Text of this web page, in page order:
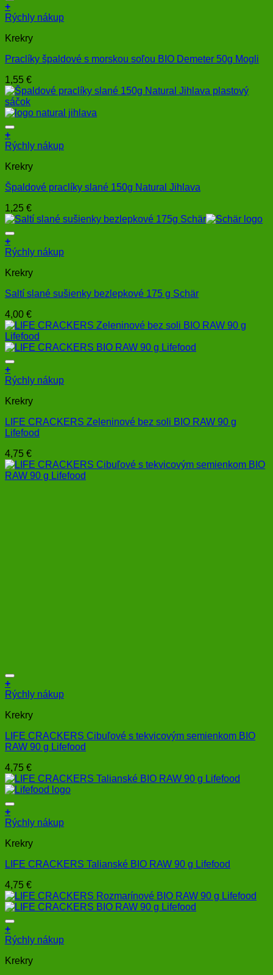
+
Rýchly nákup
Krekry
Praclíky špaldové s morskou soľou BIO Demeter 50g Mogli
1,55 €
+
Rýchly nákup
Krekry
Špaldové praclíky slané 150g Natural Jihlava
1,25 €
+
Rýchly nákup
Krekry
Saltí slané sušienky bezlepkové 175 g Schär
4,00 €
+
Rýchly nákup
Krekry
LIFE CRACKERS Zeleninové bez soli BIO RAW 90 g
Lifefood
4,75 €
+
Rýchly nákup
Krekry
LIFE CRACKERS Cibuľové s tekvicovým semienkom BIO
RAW 90 g Lifefood
4,75 €
+
Rýchly nákup
Krekry
LIFE CRACKERS Talianské BIO RAW 90 g Lifefood
4,75 €
+
Rýchly nákup
Krekry